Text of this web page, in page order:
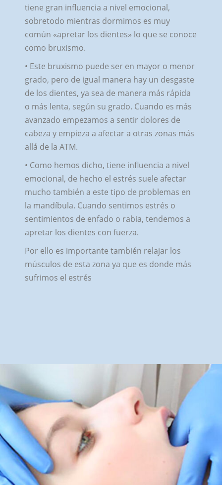
tiene gran influencia a nivel emocional,
sobretodo mientras dormimos es muy
común «apretar los dientes» lo que se conoce
como bruxismo.
• Este bruxismo puede ser en mayor o menor
grado, pero de igual manera hay un desgaste
de los dientes, ya sea de manera más rápida
o más lenta, según su grado. Cuando es más
avanzado empezamos a sentir dolores de
cabeza y empieza a afectar a otras zonas más
allá de la ATM.
• Como hemos dicho, tiene influencia a nivel
emocional, de hecho el estrés suele afectar
mucho también a este tipo de problemas en
la mandíbula. Cuando sentimos estrés o
sentimientos de enfado o rabia, tendemos a
apretar los dientes con fuerza.
Por ello es importante también relajar los
músculos de esta zona ya que es donde más
sufrimos el estrés